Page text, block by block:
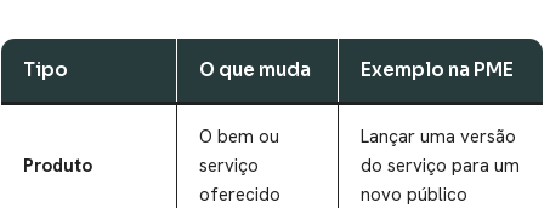
Tipo O que muda Exemplo na PME
Produto
O bem ou
serviço
oferecido
Lançar uma versão
do serviço para um
novo público